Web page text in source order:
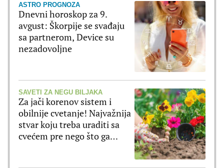
ASTRO PROGNOZA
Dnevni horoskop za 9.
avgust: Škorpije se svađaju
sa partnerom, Device su
nezadovoljne
SAVETI ZA NEGU BILJAKA
Za jači korenov sistem i
obilnije cvetanje! Najvažnija
stvar koju treba uraditi sa
cvećem pre nego što ga